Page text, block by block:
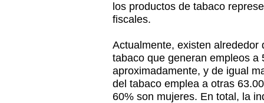
los productos de tabaco
fiscales.
Actualmente, existen alrededor
tabaco que generan empleos a
aproximadamente, y de igual
del tabaco emplea a otras
60% son mujeres. En total, la